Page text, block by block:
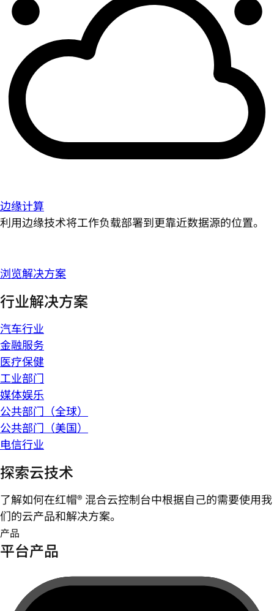
边缘计算
利用边缘技术将工作负载部署到更靠近数据源的位置。
浏览解决方案
行业解决方案
汽车行业
金融服务
医疗保健
工业部门
媒体娱乐
公共部门（全球）
公共部门（美国）
电信行业
探索云技术
了解如何在红帽® 混合云控制台中根据自己的需要使用我
们的云产品和解决方案。
产品
平台产品